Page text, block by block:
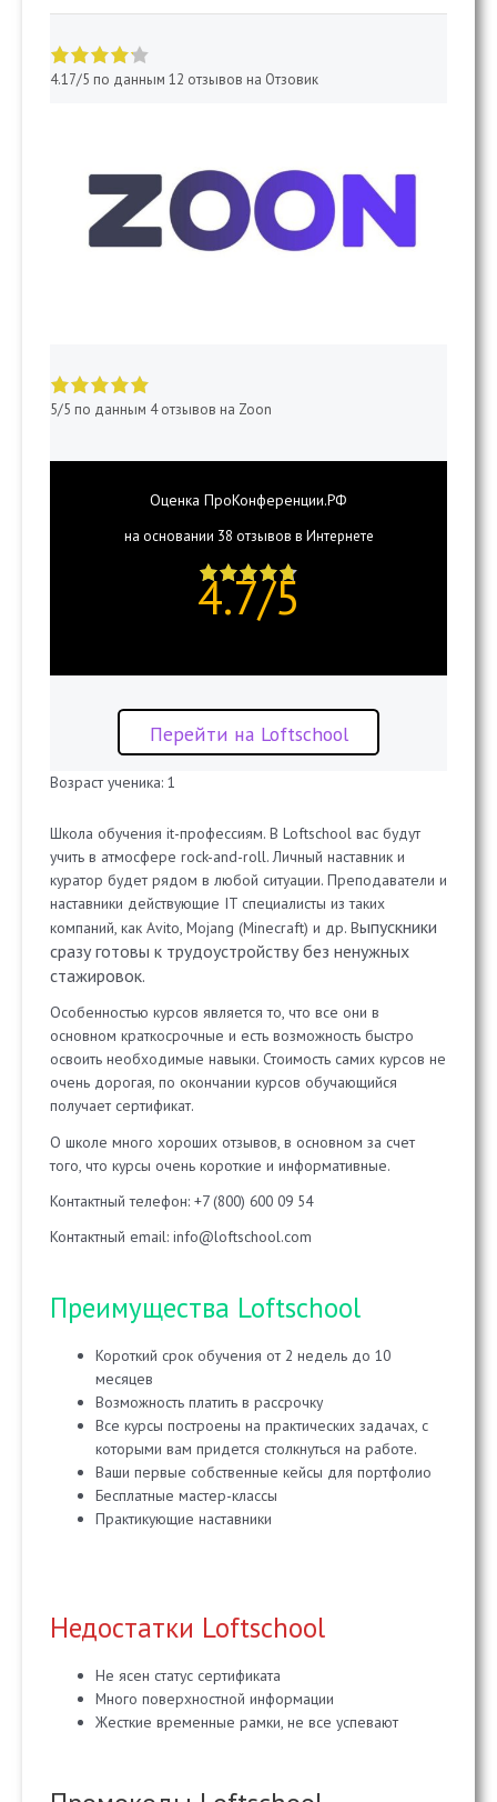
4.17/5 по данным 12 отзывов на Отзовик
5/5 по данным 4 отзывов на Zoon
Оценка ПроКонференции.РФ
на основании 38 отзывов в Интернете
4.7/5
Перейти на Loftschool
Возраст ученика: 1
Школа обучения it-профессиям. В Loftschool вас будут
учить в атмосфере rock-and-roll. Личный наставник и
куратор будет рядом в любой ситуации. Преподаватели и
наставники действующие IT специалисты из таких
компаний, как Avito, Mojang (Minecraft) и др. Выпускники
сразу готовы к трудоустройству без ненужных
стажировок.
Особенностью курсов является то, что все они в
основном краткосрочные и есть возможность быстро
освоить необходимые навыки. Стоимость самих курсов не
очень дорогая, по окончании курсов обучающийся
получает сертификат.
О школе много хороших отзывов, в основном за счет
того, что курсы очень короткие и информативные.
Контактный телефон: +7 (800) 600 09 54
Контактный email: info@loftschool.com
Преимущества Loftschool
Короткий срок обучения от 2 недель до 10
месяцев
Возможность платить в рассрочку
Все курсы построены на практических задачах, с
которыми вам придется столкнуться на работе.
Ваши первые собственные кейсы для портфолио
Бесплатные мастер-классы
Практикующие наставники
Недостатки Loftschool
Не ясен статус сертификата
Много поверхностной информации
Жесткие временные рамки, не все успевают